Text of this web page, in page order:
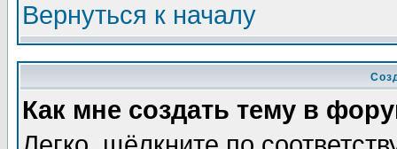
Вернуться к началу
Как мне создать тему в